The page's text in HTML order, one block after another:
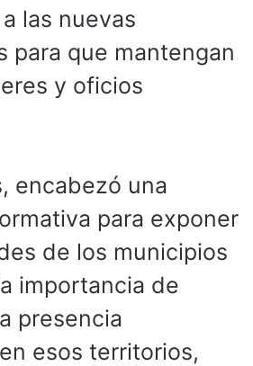
las nuevas
para que mantengan
y oficios
encabezó una
para exponer
de los municipios
importancia de
presencia
esos territorios,